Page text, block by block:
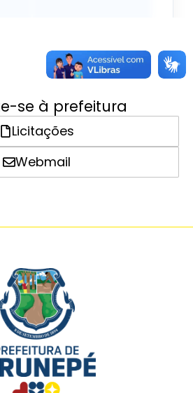
se à prefeitura
Licitações
Webmail